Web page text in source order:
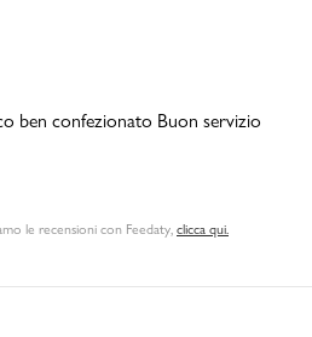
ben confezionato Buon servizio
le recensioni con Feedaty clicca qui.